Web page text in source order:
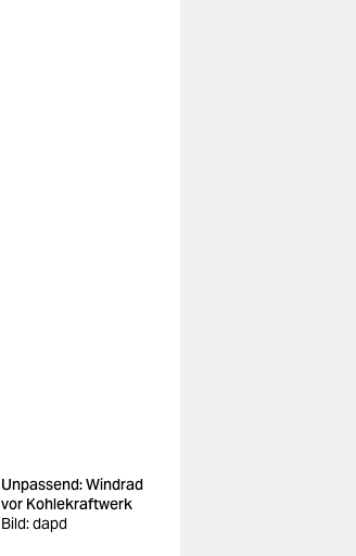
Unpassend: Windrad
vor Kohlekraftwerk
Bild: dapd